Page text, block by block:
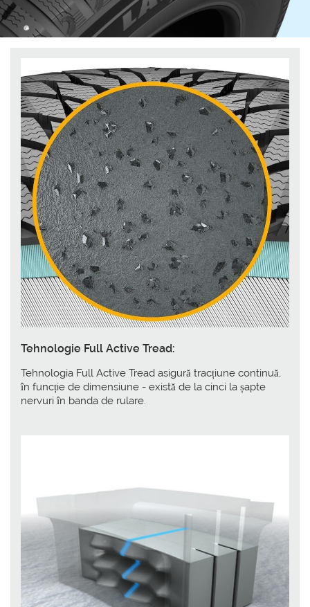
Tehnologie Full Active Tread:
Tehnologia Full Active Tread asigură tracțiune continuă,
în funcție de dimensiune - există de la cinci la șapte
nervuri în banda de rulare.